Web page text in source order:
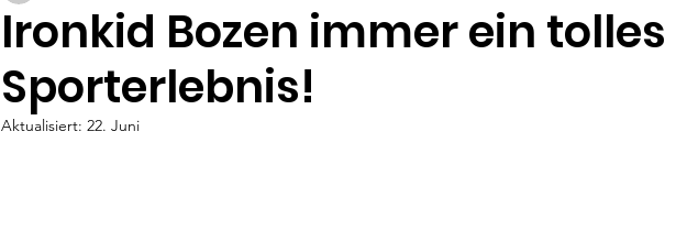
Ironkid Bozen immer ein tolles
Sporterlebnis!
Aktualisiert: 22. Juni